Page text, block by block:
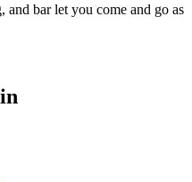
and bar let you come and go as